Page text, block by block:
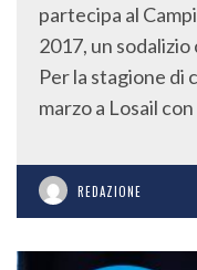
partecipa al
2017, un sodalizio
Per la stagione di
marzo a Losail con
REDAZIONE